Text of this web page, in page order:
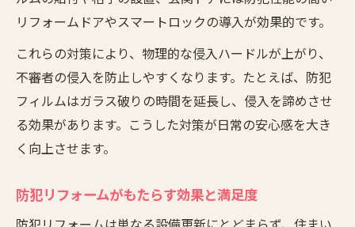
リフォームドアやスマートロックの導入が効果的です。
これらの対策により、物理的な侵入ハードルが上がり、
不審者の侵入を防止しやすくなります。たとえば、防犯
フィルムはガラス破りの時間を延長し、侵入を諦めさせ
る効果があります。こうした対策が日常の安心感を大き
く向上させます。
防犯リフォームがもたらす効果と満足度